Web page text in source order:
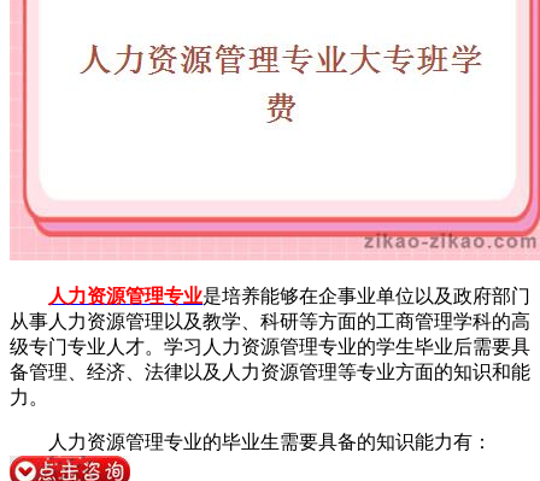
人力资源管理专业是培养能够在企事业单位以及政府部门
从事人力资源管理以及教学、科研等方面的工商管理学科的高
级专门专业人才。学习人力资源管理专业的学生毕业后需要具
备管理、经济、法律以及人力资源管理等专业方面的知识和能
力。
人力资源管理专业的毕业生需要具备的知识能力有：